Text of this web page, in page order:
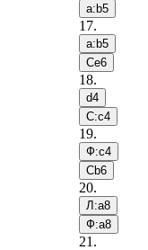
a:b5
17.
a:b5
Сe6
18.
d4
С:c4
19.
Ф:c4
Сb6
20.
Л:a8
Ф:a8
21 .